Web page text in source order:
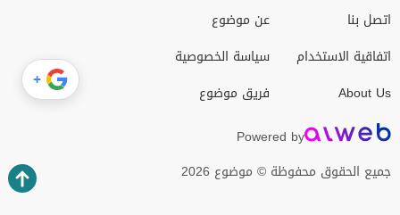
اتصل بنا
اتفاقية الاستخدام
About Us
عن موضوع
سياسة الخصوصية
فريق موضوع
Powered by
جميع الحقوق محفوظة © موضوع 2026
+